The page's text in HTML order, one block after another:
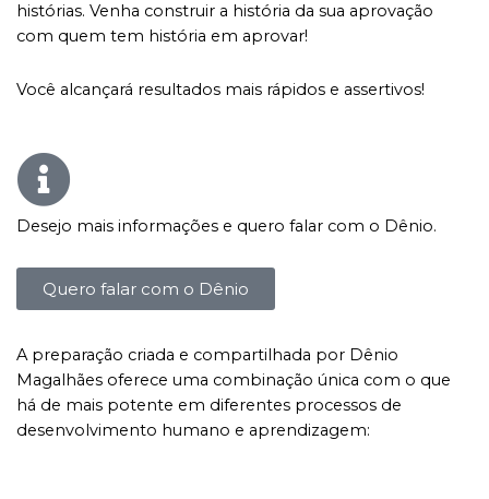
histórias. Venha construir a história da sua aprovação
com quem tem história em aprovar!
Você alcançará resultados mais rápidos e assertivos!
Desejo mais informações e quero falar com o Dênio.
Quero falar com o Dênio
A preparação criada e compartilhada por Dênio
Magalhães oferece uma combinação única com o que
há de mais potente em diferentes processos de
desenvolvimento humano e aprendizagem: